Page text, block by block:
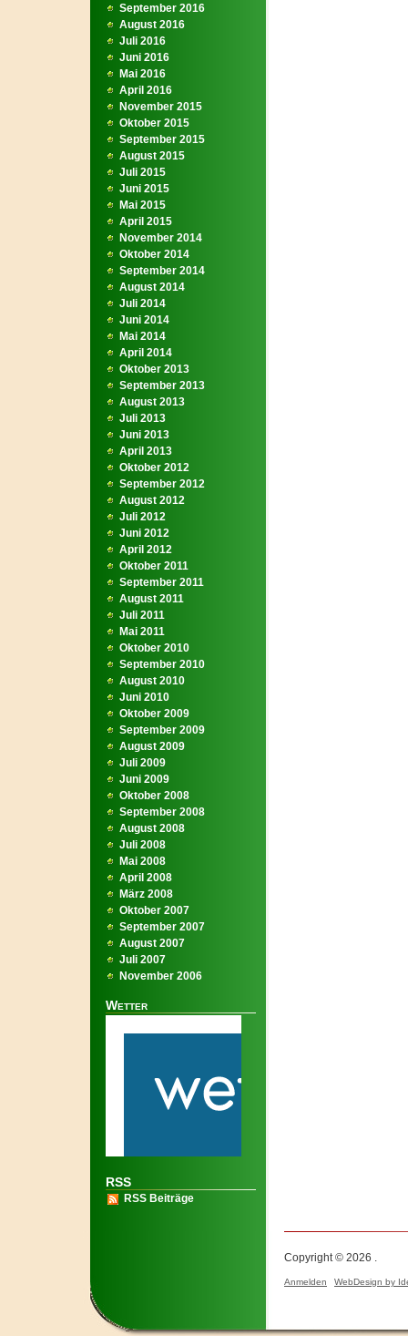
September 2016
August 2016
Juli 2016
Juni 2016
Mai 2016
April 2016
November 2015
Oktober 2015
September 2015
August 2015
Juli 2015
Juni 2015
Mai 2015
April 2015
November 2014
Oktober 2014
September 2014
August 2014
Juli 2014
Juni 2014
Mai 2014
April 2014
Oktober 2013
September 2013
August 2013
Juli 2013
Juni 2013
April 2013
Oktober 2012
September 2012
August 2012
Juli 2012
Juni 2012
April 2012
Oktober 2011
September 2011
August 2011
Juli 2011
Mai 2011
Oktober 2010
September 2010
August 2010
Juni 2010
Oktober 2009
September 2009
August 2009
Juli 2009
Juni 2009
Oktober 2008
September 2008
August 2008
Juli 2008
Mai 2008
April 2008
März 2008
Oktober 2007
September 2007
August 2007
Juli 2007
November 2006
Wetter
RSS
RSS Beiträge
Copyright © 2026 .
Anmelden WebDesign by